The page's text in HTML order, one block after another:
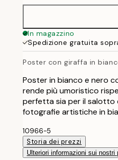
In magazzino
Spedizione gratuita
Poster con giraffa in
Poster in bianco e nero
rende più umoristico
perfetta sia per il salotto
fotografie artistiche in
10966-5
Storia dei prezzi
Ulteriori informazioni sui nostri